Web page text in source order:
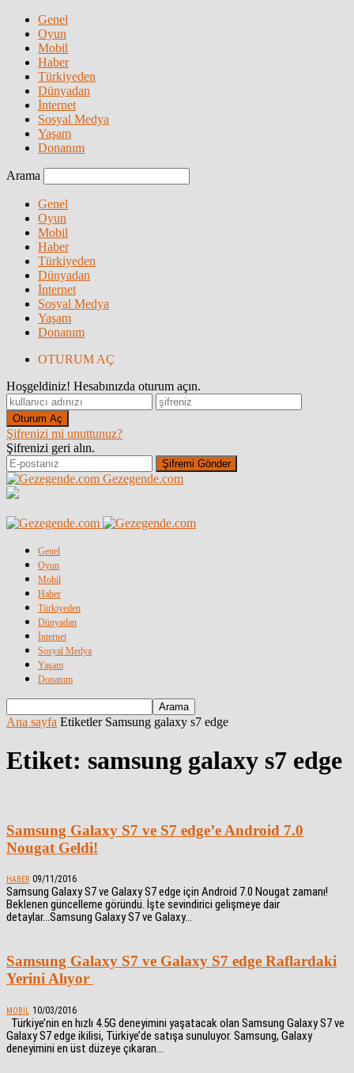
Genel
Oyun
Mobil
Haber
Türkiyeden
Dünyadan
İnternet
Sosyal Medya
Yaşam
Donanım
Arama
Genel
Oyun
Mobil
Haber
Türkiyeden
Dünyadan
İnternet
Sosyal Medya
Yaşam
Donanım
OTURUM AÇ
Hoşgeldiniz! Hesabınızda oturum açın.
Şifrenizi mi unuttunuz?
Şifrenizi geri alın.
Gezegende.com
Genel
Oyun
Mobil
Haber
Türkiyeden
Dünyadan
İnternet
Sosyal Medya
Yaşam
Donanım
Ana sayfa Etiketler Samsung galaxy s7 edge
Etiket: samsung galaxy s7 edge
Samsung Galaxy S7 ve S7 edge’e Android 7.0
Nougat Geldi!
HABER 09/11/2016
Samsung Galaxy S7 ve Galaxy S7 edge için Android 7.0 Nougat zamanı!
Beklenen güncelleme göründü. İşte sevindirici gelişmeye dair
detaylar...Samsung Galaxy S7 ve Galaxy...
Samsung Galaxy S7 ve Galaxy S7 edge Raflardaki
Yerini Alıyor
MOBIL 10/03/2016
Türkiye’nin en hızlı 4.5G deneyimini yaşatacak olan Samsung Galaxy S7 ve
Galaxy S7 edge ikilisi, Türkiye’de satışa sunuluyor. Samsung, Galaxy
deneyimini en üst düzeye çıkaran...